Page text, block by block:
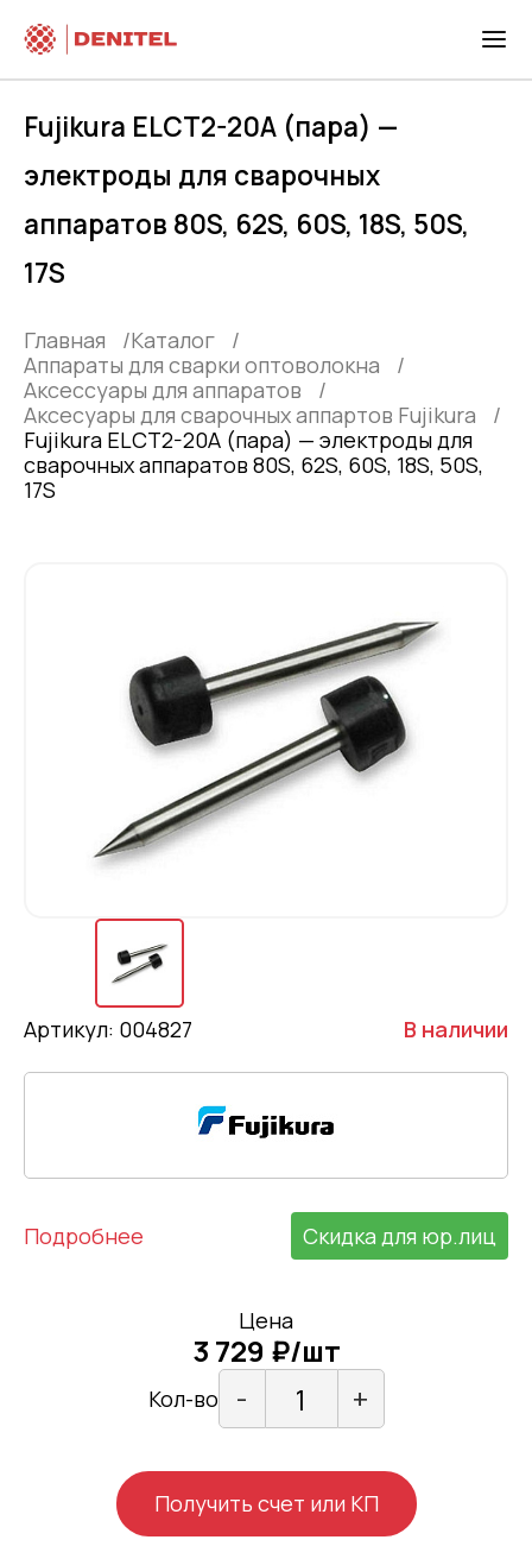
Fujikura ELCT2-20A (пара) —
электроды для сварочных
аппаратов 80S, 62S, 60S, 18S, 50S,
17S
Главная
Каталог
Аппараты для сварки оптоволокна
Аксессуары для аппаратов
Аксесуары для сварочных аппартов Fujikura
Fujikura ELCT2-20A (пара) — электроды для
сварочных аппаратов 80S, 62S, 60S, 18S, 50S,
17S
Артикул: 004827 В наличии
Подробнее Скидка для юр.лиц
Цена
3 729 ₽/шт
Кол-во - +
Получить счет или КП